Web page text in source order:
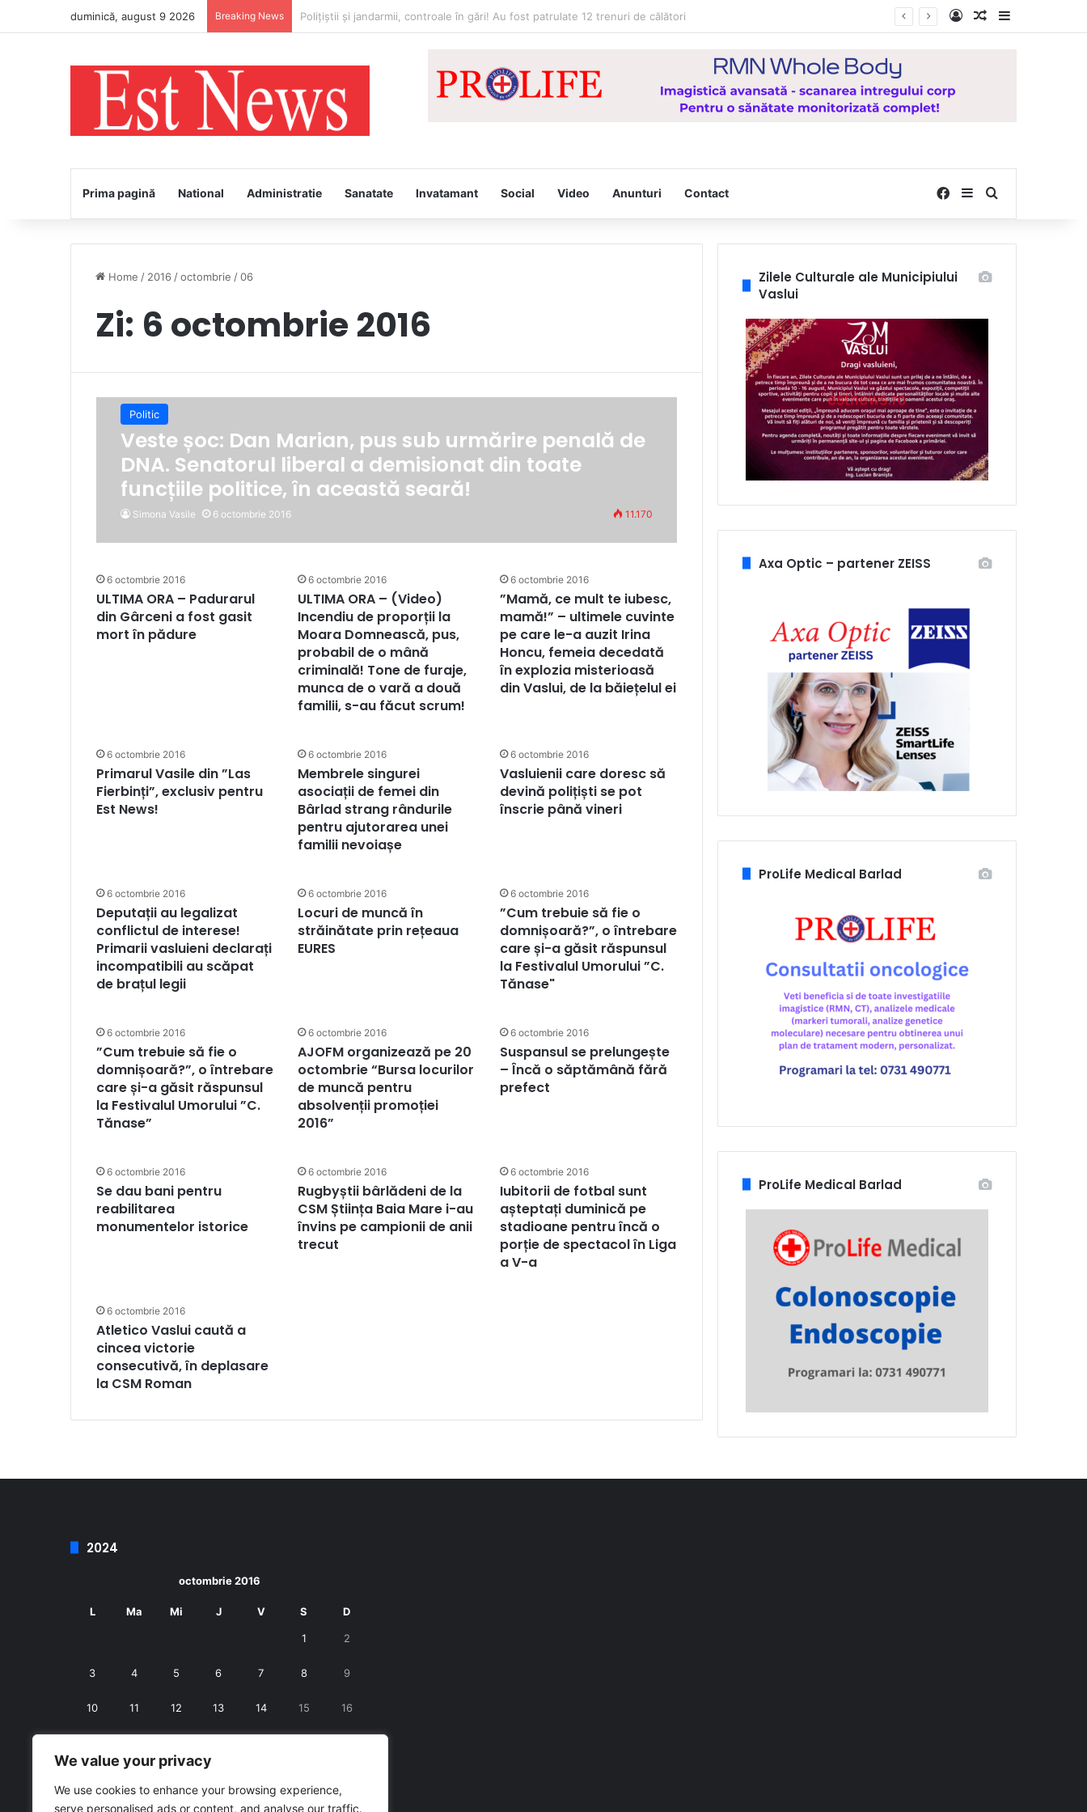
We value your privacy
We use cookies to enhance your browsing experience,
serve personalised ads or content, and analyse our traffic.
duminică, august 9 2026 Breaking News „Restart cu Hristos” – proiect derulat de Asociația Tinerilor Ortodocși Vaslui Log InRandom Article
Prima pagină National Administratie Sanatate Invatamant Social Video Anunturi Contact Facebook
SidebarSearch for
Home / 2016 /octombrie /06
Zi: 6 octombrie 2016
Politic
Veste șoc: Dan Marian, pus sub urmărire penală de
DNA. Senatorul liberal a demisionat din toate
funcțiile politice, în această seară!
Simona Vasile 6 octombrie 2016 11.170
6 octombrie 2016
ULTIMA ORA – Padurarul
din Gârceni a fost gasit
mort în pădure
6 octombrie 2016
ULTIMA ORA – (Video)
Incendiu de proporții la
Moara Domnească, pus,
probabil de o mână
criminală! Tone de furaje,
munca de o vară a două
familii, s-au făcut scrum!
6 octombrie 2016
”Mamă, ce mult te iubesc,
mamă!” – ultimele cuvinte
pe care le-a auzit Irina
Honcu, femeia decedată
în explozia misterioasă
din Vaslui, de la băiețelul ei
6 octombrie 2016
Primarul Vasile din ”Las
Fierbinți”, exclusiv pentru
Est News!
6 octombrie 2016
Membrele singurei
asociații de femei din
Bârlad strang rândurile
pentru ajutorarea unei
familii nevoiașe
6 octombrie 2016
Vasluienii care doresc să
devină polițiști se pot
înscrie până vineri
6 octombrie 2016
Deputații au legalizat
conflictul de interese!
Primarii vasluieni declarați
incompatibili au scăpat
de brațul legii
6 octombrie 2016
Locuri de muncă în
străinătate prin rețeaua
EURES
6 octombrie 2016
”Cum trebuie să fie o
domnișoară?”, o întrebare
care și-a găsit răspunsul
la Festivalul Umorului ”C.
Tănase"
6 octombrie 2016
”Cum trebuie să fie o
domnișoară?”, o întrebare
care și-a găsit răspunsul
la Festivalul Umorului ”C.
Tănase”
6 octombrie 2016
AJOFM organizează pe 20
octombrie “Bursa locurilor
de muncă pentru
absolvenții promoției
2016”
6 octombrie 2016
Suspansul se prelungește
– Încă o săptămână fără
prefect
6 octombrie 2016
Se dau bani pentru
reabilitarea
monumentelor istorice
6 octombrie 2016
Rugbyștii bârlădeni de la
CSM Știința Baia Mare i-au
învins pe campionii de anii
trecut
6 octombrie 2016
Iubitorii de fotbal sunt
așteptați duminică pe
stadioane pentru încă o
porție de spectacol în Liga
a V-a
6 octombrie 2016
Atletico Vaslui caută a
cincea victorie
consecutivă, în deplasare
la CSM Roman
Zilele Culturale ale Municipiului
Vaslui
Axa Optic – partener ZEISS
ProLife Medical Barlad
ProLife Medical Barlad
2024
octombrie 2016
L Ma Mi J V S D
1 2
3 4 5 6 7 8 9
10 11 12 13 14 15 16